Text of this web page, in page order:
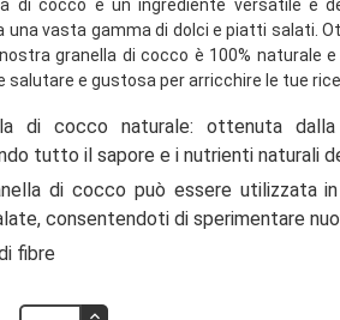
di cocco è un ingrediente versatile e
una vasta gamma di dolci e piatti salati.
granella di cocco è 100% naturale
salutare e gustosa per arricchire le tue
di cocco naturale: ottenuta
tutto il sapore e i nutrienti naturali
di cocco può essere utilizzata
consentendoti di sperimentare
fibre